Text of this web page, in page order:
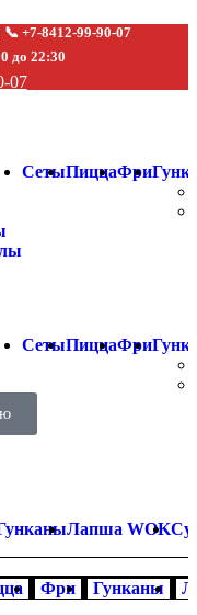
+7-8412-99-90-07
до 22:30
07
СетыПиццаФри
СетыПиццаФри
Лапша WOK
Фри Гунканы